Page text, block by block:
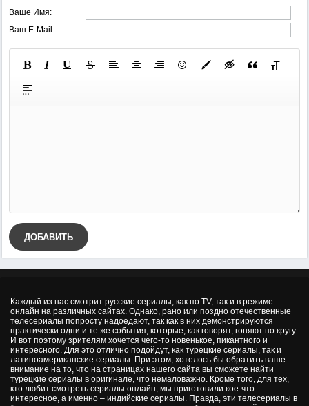
Ваше Имя:
Ваш E-Mail:
ДОБАВИТЬ
Каждый из нас смотрит русские сериалы, как по TV, так и в режиме
онлайн на различных сайтах. Однако, рано или поздно отечественные
телесериалы попросту надоедают, так как в них демонстрируются
практически одни и те же события, которые, как говорят, гоняют по кругу.
И вот поэтому зрителям хочется чего-то новенькое, пикантного и
интересного. Для это отлично подойдут, как турецкие сериалы, так и
латиноамериканские сериалы. При этом, хотелось бы обратить ваше
внимание на то, что на страницах нашего сайта вы сможете найти
турецкие сериалы в оригинале, что немаловажно. Кроме того, для тех,
кто любит смотреть сериалы онлайн, мы приготовили кое-что
интересное, а именно – индийские сериалы. Правда, эти телесериалы в